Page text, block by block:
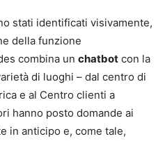
stati identificati visivamente,
della funzione
combina un chatbot con la
di luoghi – dal centro di
e al Centro clienti a
hanno posto domande ai
in anticipo e, come tale,